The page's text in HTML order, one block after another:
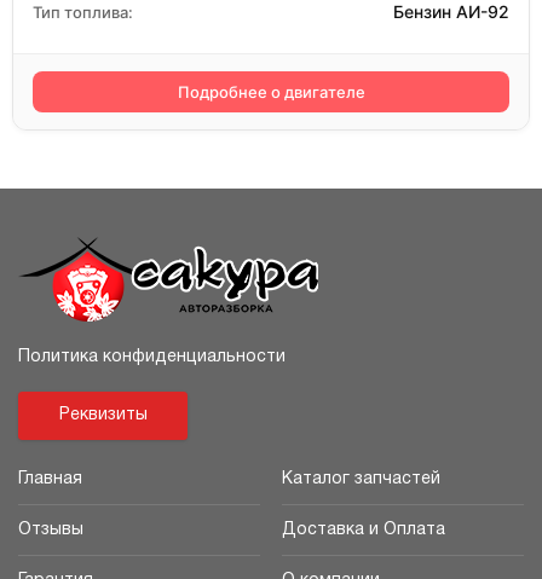
Тип топлива: Бензин АИ-92
Подробнее о двигателе
Политика конфиденциальности
Реквизиты
Главная Каталог запчастей
Отзывы Доставка и Оплата